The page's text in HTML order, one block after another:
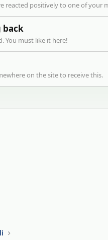
reacted positively to one of your
back
You must like it here!
on the site to receive this.